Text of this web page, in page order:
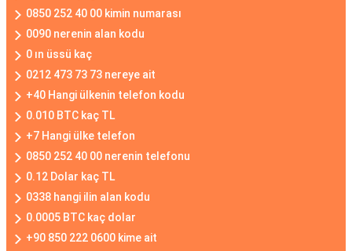
0850 252 40 00 kimin numarası
0090 nerenin alan kodu
0 ın üssü kaç
0212 473 73 73 nereye ait
+40 Hangi ülkenin telefon kodu
0.010 BTC kaç TL
+7 Hangi ülke telefon
0850 252 40 00 nerenin telefonu
0.12 Dolar kaç TL
0338 hangi ilin alan kodu
0.0005 BTC kaç dolar
+90 850 222 0600 kime ait